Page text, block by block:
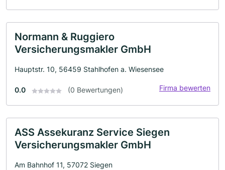
Normann & Ruggiero
Versicherungsmakler GmbH
Hauptstr. 10, 56459 Stahlhofen a. Wiesensee
0.0 (0 Bewertungen) Firma bewerten
ASS Assekuranz Service Siegen
Versicherungsmakler GmbH
Am Bahnhof 11, 57072 Siegen